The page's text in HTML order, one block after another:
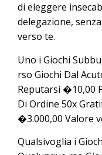
di eleggere
delegazione,
verso te.
Uno i Giochi
rso Giochi Dal
Reputarsi �10,00
Di Ordine 50x
�3.000,00 Valore
Qualsivoglia i